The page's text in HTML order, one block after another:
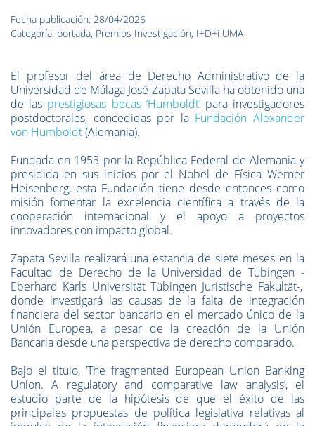
Fecha publicación: 28/04/2026
Categoría: portada, Premios Investigación, I+D+i UMA
El profesor del área de Derecho Administrativo de la
Universidad de Málaga José Zapata Sevilla ha obtenido una
de las prestigiosas becas ‘Humboldt’para investigadores
postdoctorales, concedidas por la Fundación Alexander
von Humboldt(Alemania).
Fundada en 1953 por la República Federal de Alemania y
presidida en sus inicios por el Nobel de Física Werner
Heisenberg, esta Fundación tiene desde entonces como
misión fomentar la excelencia científica a través de la
cooperación internacional y el apoyo a proyectos
innovadores con impacto global.
Zapata Sevilla realizará una estancia de siete meses en la
Facultad de Derecho de la Universidad de Tübingen -
Eberhard Karls Universität Tübingen Juristische Fakultät-,
donde investigará las causas de la falta de integración
financiera del sector bancario en el mercado único de la
Unión Europea, a pesar de la creación de la Unión
Bancaria desde una perspectiva de derecho comparado.
Bajo el título, ‘The fragmented European Union Banking
Union. A regulatory and comparative law analysis’, el
estudio parte de la hipótesis de que el éxito de las
principales propuestas de política legislativa relativas al